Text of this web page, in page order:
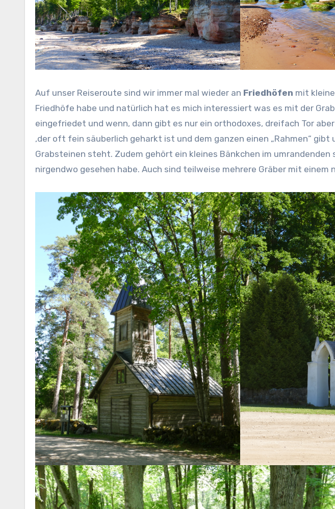
Auf unser Reiseroute sind wir immer mal wieder an Friedhöfen mit
Friedhöfe habe und natürlich hat es mich interessiert was es mit der
eingefriedet und wenn, dann gibt es nur ein orthodoxes, dreifach Tor
,der oft fein säuberlich geharkt ist und dem ganzen einen „Rahmen“
Grabsteinen steht. Zudem gehört ein kleines Bänkchen im umrandenden
nirgendwo gesehen habe. Auch sind teilweise mehrere Gräber mit einem